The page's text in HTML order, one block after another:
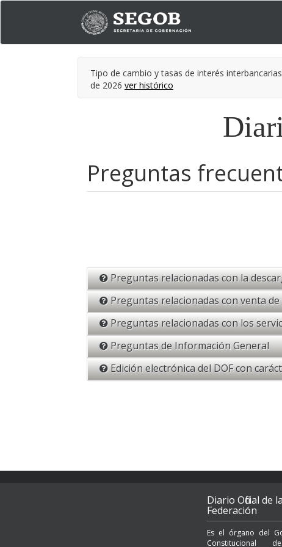
Tipo de cambio y tasas de interés
de 2026 ver histórico
Preguntas
Preguntas relacionadas con la
Preguntas relacionadas con venta
Preguntas relacionadas con los
Preguntas de Información General
Edición electrónica del DOF con
Diario Oficial de la
Federación
Es el órgano del
Constitucional